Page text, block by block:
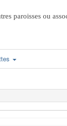
paroisses ou